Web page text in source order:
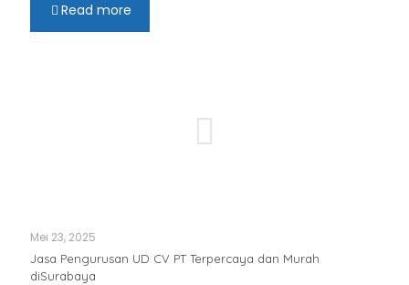
Read more
Mei 23, 2025
Jasa Pengurusan UD CV PT Terpercaya dan Murah
diSurabaya